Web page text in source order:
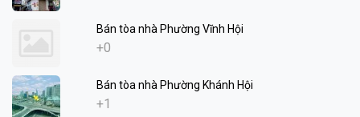
Bán tòa nhà Phường Vĩnh Hội
+0
Bán tòa nhà Phường Khánh Hội
+1